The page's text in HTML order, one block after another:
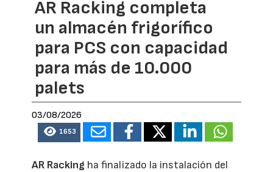
AR Racking completa
un almacén frigorífico
para PCS con capacidad
para más de 10.000
palets
03/08/2026
1653
AR Racking ha finalizado la instalación del